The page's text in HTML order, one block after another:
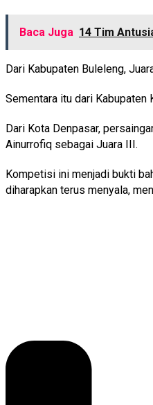
Baca Juga 14 Tim
Dari Kabupaten Buleleng,
Sementara itu dari Kabupaten
Dari Kota Denpasar,
Ainurrofiq sebagai Juara III.
Kompetisi ini menjadi bukti
diharapkan terus menyala,